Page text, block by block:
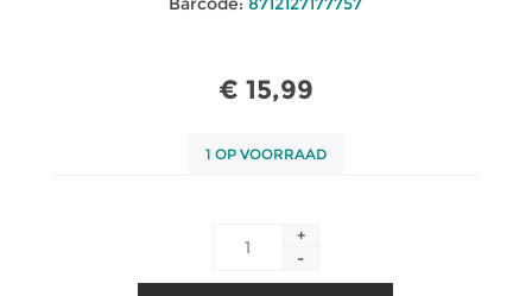
€ 15,99
1 OP VOORRAAD
+
-